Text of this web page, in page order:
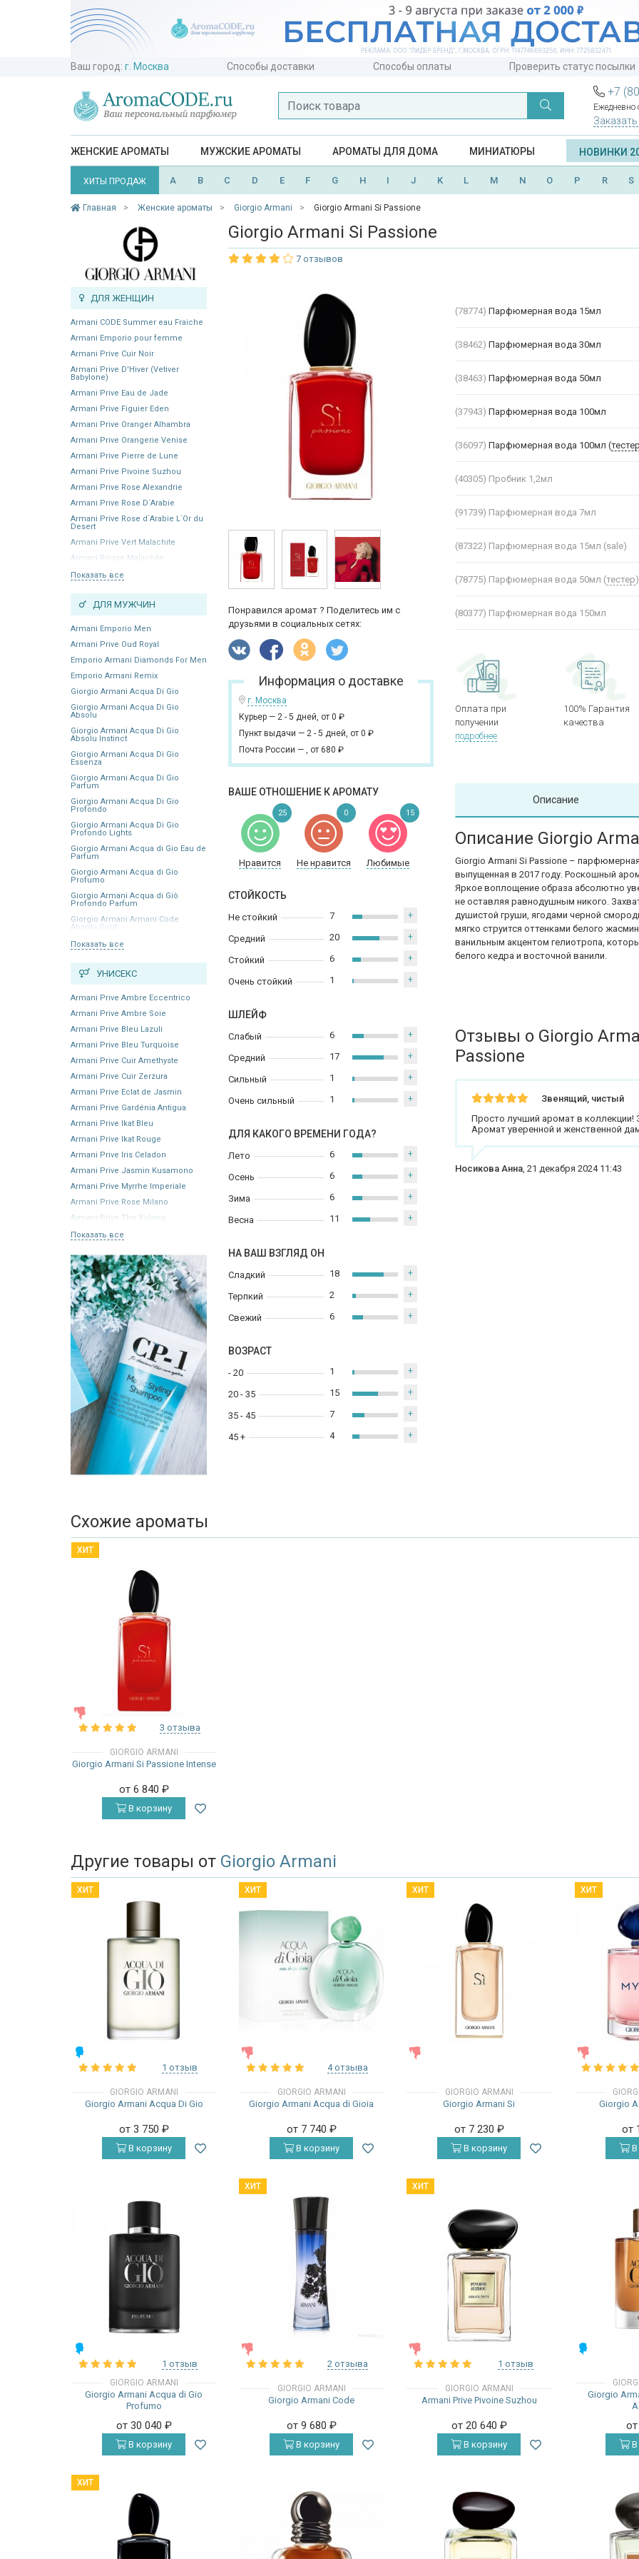
Ваш город: г. Москва Способы доставки Способы оплаты Проверить статус посылки
+7
Ежедневно
ЖЕНСКИЕ АРОМАТЫ МУЖСКИЕ АРОМАТЫ АРОМАТЫ ДЛЯ ДОМА МИНИАТЮРЫ НОВИНКИ
ХИТЫ ПРОДАЖ A B C D E F G H I J K L M N O P R S
Главная Женские ароматы Giorgio Armani Giorgio Armani Si Passione
ДЛЯ ЖЕНЩИН
Armani CODE Summer eau Fraiche
Armani Emporio pour femme
Armani Prive Cuir Noir
Armani Prive D'Hiver (Vetiver
Babylone)
Armani Prive Eau de Jade
Armani Prive Figuier Eden
Armani Prive Oranger Alhambra
Armani Prive Orangerie Venise
Armani Prive Pierre de Lune
Armani Prive Pivoine Suzhou
Armani Prive Rose Alexandrie
Armani Prive Rose D`Arabie
Armani Prive Rose d`Arabie L`Or du
Desert
Armani Prive Vert Malachite
Armani Rouge Malachite
Показать все
ДЛЯ МУЖЧИН
Armani Emporio Men
Armani Prive Oud Royal
Emporio Armani Diamonds For Men
Emporio Armani Remix
Giorgio Armani Acqua Di Gio
Giorgio Armani Acqua Di Gio
Absolu
Giorgio Armani Acqua Di Gio
Absolu Instinct
Giorgio Armani Acqua Di Gio
Essenza
Giorgio Armani Acqua Di Gio
Parfum
Giorgio Armani Acqua Di Gio
Profondo
Giorgio Armani Acqua Di Gio
Profondo Lights
Giorgio Armani Acqua di Gio Eau de
Parfum
Giorgio Armani Acqua di Gio
Profumo
Giorgio Armani Acqua di Giò
Profondo Parfum
Giorgio Armani Armani Code
Absolu Gold
Показать все
УНИСЕКС
Armani Prive Ambre Eccentrico
Armani Prive Ambre Soie
Armani Prive Bleu Lazuli
Armani Prive Bleu Turquoise
Armani Prive Cuir Amethyste
Armani Prive Cuir Zerzura
Armani Prive Eclat de Jasmin
Armani Prive Gardénia Antigua
Armani Prive Ikat Bleu
Armani Prive Ikat Rouge
Armani Prive Iris Celadon
Armani Prive Jasmin Kusamono
Armani Prive Myrrhe Imperiale
Armani Prive Rose Milano
Armani Prive The Yulong
Показать все
Giorgio Armani Si Passione
7 отзывов
Понравился аромат ? Поделитесь им с
друзьями в социальных сетях:
Информация о доставке
г. Москва
Курьер — 2 - 5 дней, от 0 ₽
Пункт выдачи — 2 - 5 дней, от 0 ₽
Почта России — , от 680 ₽
ВАШЕ ОТНОШЕНИЕ К АРОМАТУ
Нравится Не нравится Любимые
25 0 15
СТОЙКОСТЬ
Не стойкий
Средний
Стойкий
Очень стойкий
7 +
20 +
6 +
1 +
ШЛЕЙФ
Слабый
Средний
Сильный
Очень сильный
6 +
17 +
1 +
1 +
ДЛЯ КАКОГО ВРЕМЕНИ ГОДА?
Лето
Осень
Зима
Весна
6 +
6 +
6 +
11 +
НА ВАШ ВЗГЛЯД ОН
Сладкий
Терпкий
Свежий
18 +
2 +
6 +
ВОЗРАСТ
- 20
20 - 35
35 - 45
45 +
1 +
15 +
7 +
4 +
(78774) Парфюмерная вода 15мл
(38462) Парфюмерная вода 30мл
(38463) Парфюмерная вода 50мл
(37943) Парфюмерная вода 100мл
(36097) Парфюмерная вода 100мл (
(40305) Пробник 1,2мл
(91739) Парфюмерная вода 7мл
(87322) Парфюмерная вода 15мл (sale)
(78775) Парфюмерная вода 50мл (тестер)
(80377) Парфюмерная вода 150мл
Оплата при
получении
подробнее
100% Гарантия
качества
Описание
Описание Giorgio
Giorgio ArmaniSi Passione –
выпущенная в 2017 году. Роскошный
Яркое воплощение образа абсолютно
не оставляя равнодушным никого.
душистой груши, ягодами черной
мягко струится оттенками белого
ванильным акцентом гелиотропа,
белого кедра и восточной ванили.
Отзывы о Giorgio
Passione
Звенящий, чистый
Просто лучший аромат в коллекции!
Аромат уверенной и женственной
Носикова Анна,21 декабря 2024 11:43
Схожие ароматы
ХИТ
ЖЕНСКИЕ
3 отзыва
GIORGIO ARMANI
Giorgio Armani Si Passione Intense
от 6 840 ₽
В корзину
Другие товары от Giorgio Armani
ХИТ
1 отзыв
GIORGIO ARMANI
Giorgio Armani Acqua Di Gio
от 3 750 ₽
В корзину
ХИТ
4 отзыва
GIORGIO ARMANI
Giorgio Armani Acqua di Gioia
от 7 740 ₽
В корзину
ХИТ
GIORGIO ARMANI
Giorgio Armani Si
от 7 230 ₽
В корзину
ХИТ
Giorgio
от
В
1 отзыв
GIORGIO ARMANI
Giorgio Armani Acqua di Gio
Profumo
от 30 040 ₽
В корзину
ХИТ
2 отзыва
GIORGIO ARMANI
Giorgio Armani Code
от 9 680 ₽
В корзину
ХИТ
1 отзыв
GIORGIO ARMANI
Armani Prive Pivoine Suzhou
от 20 640 ₽
В корзину
Giorgio
В
ХИТ